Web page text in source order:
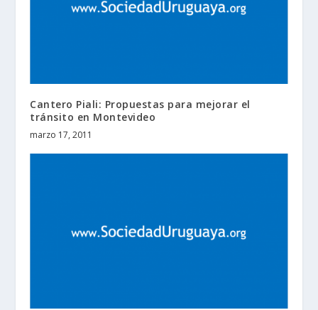
Cantero Piali: Propuestas para mejorar el
tránsito en Montevideo
marzo 17, 2011